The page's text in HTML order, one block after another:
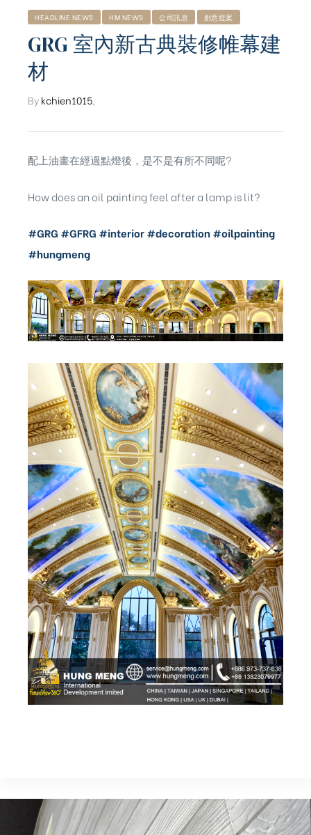
HEADLINE NEWS HM NEWS 公司訊息 創意提案
GRG 室內新古典裝修帷幕建
材
Bykchien1015
配上油畫在經過點燈後，是不是有所不同呢?
How does an oil painting feel after a lamp is lit?
#GRG #GFRG #interior#decoration#oilpainting
#hungmeng